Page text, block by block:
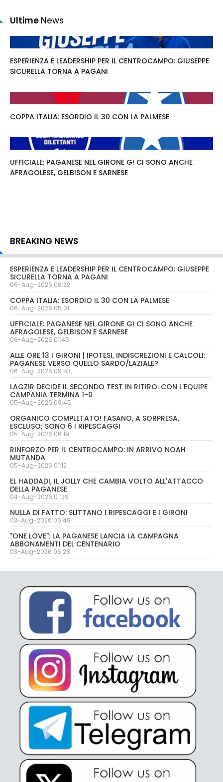
Ultime News
ESPERIENZA E LEADERSHIP PER IL CENTROCAMPO: GIUSEPPE
SICURELLA TORNA A PAGANI
COPPA ITALIA: ESORDIO IL 30 CON LA PALMESE
UFFICIALE: PAGANESE NEL GIRONE G! CI SONO ANCHE
AFRAGOLESE, GELBISON E SARNESE
BREAKING NEWS
ESPERIENZA E LEADERSHIP PER IL CENTROCAMPO: GIUSEPPE
SICURELLA TORNA A PAGANI
06-Aug-2026 06:22
COPPA ITALIA: ESORDIO IL 30 CON LA PALMESE
06-Aug-2026 05:01
UFFICIALE: PAGANESE NEL GIRONE G! CI SONO ANCHE
AFRAGOLESE, GELBISON E SARNESE
06-Aug-2026 01:45
ALLE ORE 13 I GIRONI | IPOTESI, INDISCREZIONI E CALCOLI:
PAGANESE VERSO QUELLO SARDO/LAZIALE?
06-Aug-2026 09:53
LAGZIR DECIDE IL SECONDO TEST IN RITIRO. CON L'EQUIPE
CAMPANIA TERMINA 1-0
05-Aug-2026 09:45
ORGANICO COMPLETATO! FASANO, A SORPRESA,
ESCLUSO; SONO 6 I RIPESCAGGI
05-Aug-2026 06:19
RINFORZO PER IL CENTROCAMPO: IN ARRIVO NOAH
MUTANDA
05-Aug-2026 01:12
EL HADDADI, IL JOLLY CHE CAMBIA VOLTO ALL'ATTACCO
DELLA PAGANESE
04-Aug-2026 01:29
NULLA DI FATTO: SLITTANO I RIPESCAGGI E I GIRONI
03-Aug-2026 06:49
"ONE LOVE": LA PAGANESE LANCIA LA CAMPAGNA
ABBONAMENTI DEL CENTENARIO
03-Aug-2026 06:28